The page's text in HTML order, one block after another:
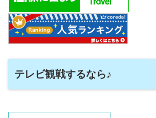
テレビ観戦するなら♪